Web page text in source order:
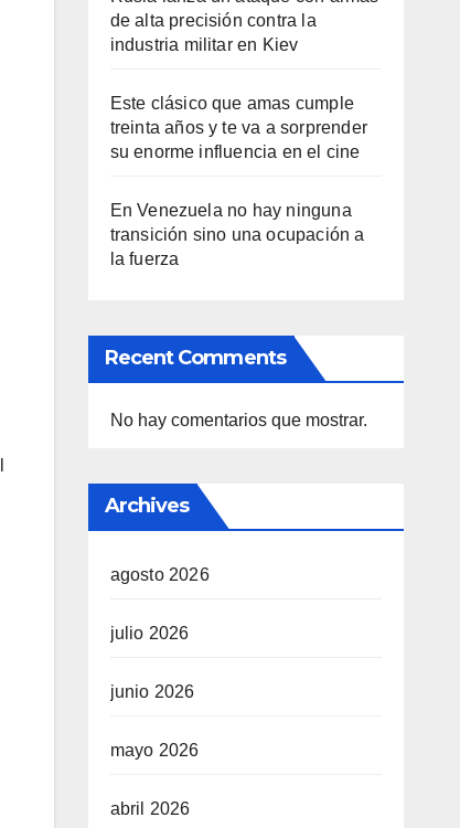
de alta precisión contra la
industria militar en Kiev
Este clásico que amas cumple
treinta años y te va a sorprender
su enorme influencia en el cine
En Venezuela no hay ninguna
transición sino una ocupación a
la fuerza
Recent Comments
No hay comentarios que mostrar.
Archives
agosto 2026
julio 2026
junio 2026
mayo 2026
abril 2026